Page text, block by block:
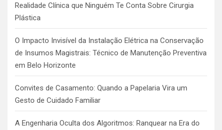
Realidade Clínica que Ninguém Te Conta Sobre Cirurgia
Plástica
O Impacto Invisível da Instalação Elétrica na Conservação
de Insumos Magistrais: Técnico de Manutenção Preventiva
em Belo Horizonte
Convites de Casamento: Quando a Papelaria Vira um
Gesto de Cuidado Familiar
A Engenharia Oculta dos Algoritmos: Ranquear na Era do